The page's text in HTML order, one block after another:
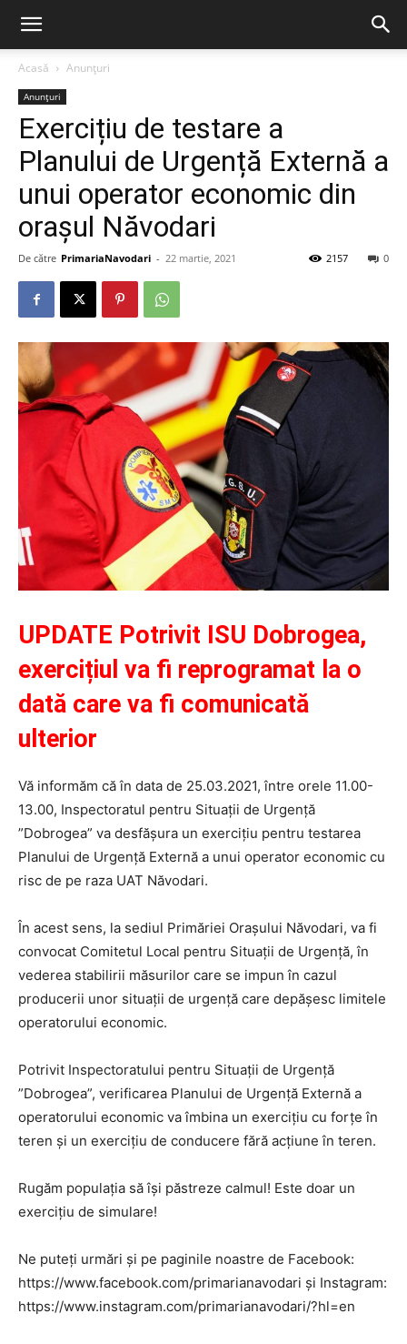
Acasă Anunțuri
Anunțuri
Exercițiu de testare a
Planului de Urgență Externă a
unui operator economic din
orașul Năvodari
De către PrimariaNavodari - 22 martie, 2021 0
2157
UPDATE Potrivit ISU Dobrogea,
exercițiul va fi reprogramat la o
dată care va fi comunicată
ulterior
Vă informăm că în data de 25.03.2021, între orele 11.00-
13.00, Inspectoratul pentru Situații de Urgență
”Dobrogea” va desfășura un exercițiu pentru testarea
Planului de Urgență Externă a unui operator economic cu
risc de pe raza UAT Năvodari.
În acest sens, la sediul Primăriei Orașului Năvodari, va fi
convocat Comitetul Local pentru Situații de Urgență, în
vederea stabilirii măsurilor care se impun în cazul
producerii unor situații de urgență care depășesc limitele
operatorului economic.
Potrivit Inspectoratului pentru Situații de Urgență
”Dobrogea”, verificarea Planului de Urgență Externă a
operatorului economic va îmbina un exercițiu cu forțe în
teren și un exercițiu de conducere fără acțiune în teren.
Rugăm populația să își păstreze calmul! Este doar un
exercițiu de simulare!
Ne puteți urmări și pe paginile noastre de Facebook:
https://www.facebook.com/primarianavodari și Instagram:
https://www.instagram.com/primarianavodari/?hl=en